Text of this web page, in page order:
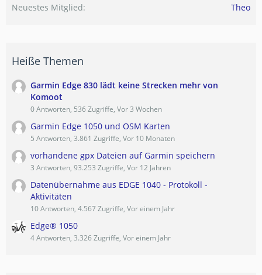
Neuestes Mitglied
Theo
Heiße Themen
Garmin Edge 830 lädt keine Strecken mehr von
Komoot
0 Antworten, 536 Zugriffe, Vor 3 Wochen
Garmin Edge 1050 und OSM Karten
5 Antworten, 3.861 Zugriffe, Vor 10 Monaten
vorhandene gpx Dateien auf Garmin speichern
3 Antworten, 93.253 Zugriffe, Vor 12 Jahren
Datenübernahme aus EDGE 1040 - Protokoll -
Aktivitäten
10 Antworten, 4.567 Zugriffe, Vor einem Jahr
Edge® 1050
4 Antworten, 3.326 Zugriffe, Vor einem Jahr